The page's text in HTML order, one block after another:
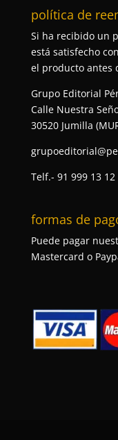
política de
Si ha recibido un
está satisfecho
el producto antes
Grupo Editorial
Calle Nuestra
30520 Jumilla
Telf.- 91 999 13 12
formas de
Puede pagar
Mastercard o